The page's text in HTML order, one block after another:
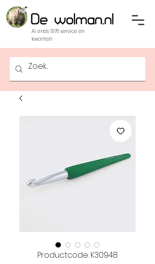
Al sinds 1976 service en
kwaliteit
Productcode: K30948